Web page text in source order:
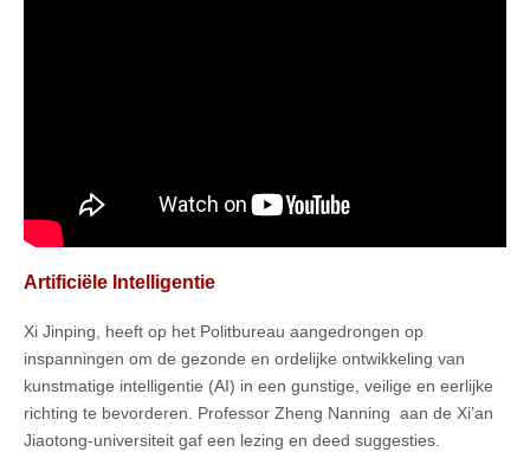
Artificiële Intelligentie
Xi Jinping, heeft op het Politbureau aangedrongen op
inspanningen om de gezonde en ordelijke ontwikkeling van
kunstmatige intelligentie (AI) in een gunstige, veilige en eerlijke
richting te bevorderen. Professor Zheng Nanning aan de Xi’an
Jiaotong-universiteit gaf een lezing en deed suggesties.